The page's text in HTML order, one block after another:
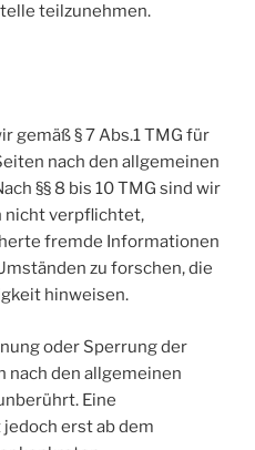
teilzunehmen.
gemäß § 7 Abs.1 TMG für
nach den allgemeinen
§§ 8 bis 10 TMG sind wir
nicht verpflichtet,
fremde Informationen
zu forschen, die
hinweisen.
oder Sperrung der
nach den allgemeinen
Eine
erst ab dem